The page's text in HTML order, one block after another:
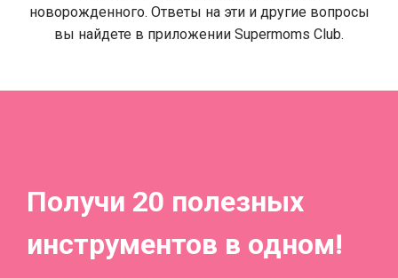
новорожденного. Ответы на эти и другие вопросы
вы найдете в приложении Supermoms Club.
Получи 20 полезных
инструментов в одном!